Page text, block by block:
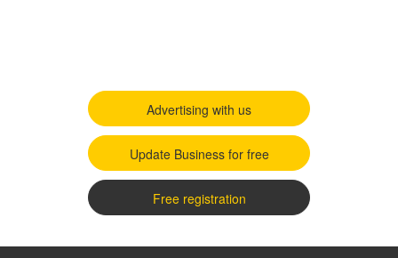
Advertising with us
Update Business for free
Free registration